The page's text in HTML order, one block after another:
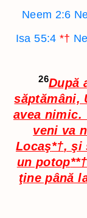
Neem 2:6
Isa 55:4 *†
26După
săptămâni,
avea nimic.
veni va
Locaş*†, şi
un potop**†
ţine până